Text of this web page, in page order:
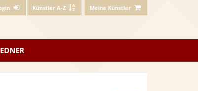
Künstler A-Z Meine Künstler